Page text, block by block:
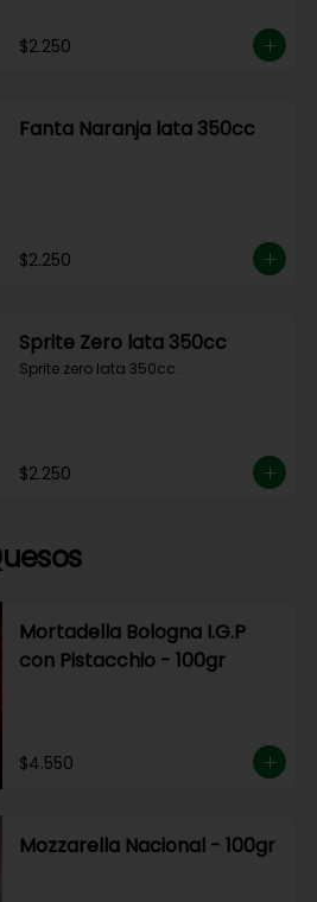
$2.250
Fanta Naranja lata 350cc
$2.250
Sprite Zero lata 350cc
Sprite zero lata 350cc.
$2.250
Mortadella Bologna I.G.P
con Pistacchio - 100gr
$4.550
Mozzarella Nacional - 100gr